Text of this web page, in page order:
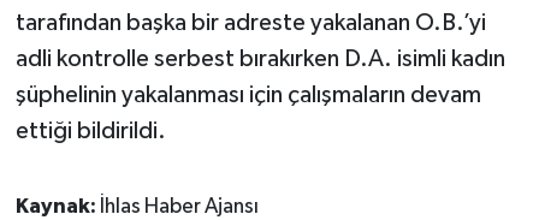
tarafından başka bir adreste yakalanan O.B.’yi
adli kontrolle serbest bırakırken D.A. isimli kadın
şüphelinin yakalanması için çalışmaların devam
ettiği bildirildi.
Kaynak: İhlas Haber Ajansı